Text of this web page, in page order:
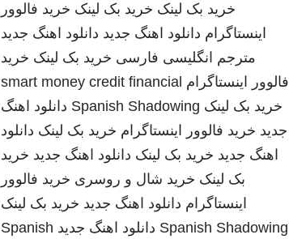
خرید بک لینک خرید بک لینک خرید فالوور
اینستاگرام دانلود اهنگ جدید دانلود اهنگ جدید
مترجم انگلیسی فارسی خرید بک لینک خرید
فالوور اینستاگرام smart money credit financial
خرید بک لینک Spanish Shadowing دانلود اهنگ
جدید خرید فالوور اینستاگرام خرید بک لینک دانلود
اهنگ جدید خرید بک لینک دانلود اهنگ جدید خرید
بک لینک خرید شال و روسری خرید فالوور
اینستاگرام دانلود اهنگ جدید خرید بک لینک
Spanish Shadowing دانلود اهنگ جدید Spanish